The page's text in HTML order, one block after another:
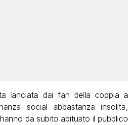
lanciata dai fan della coppia a
social abbastanza insolita,
hanno da subito abituato il pubblico